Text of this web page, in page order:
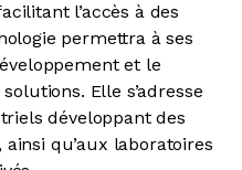
l’accès à des
permettra à ses
et le
Elle s’adresse
développant des
qu’aux laboratoires